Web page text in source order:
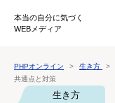
本当の自分に気づく
WEBメディア
PHPオンライン 生き方
共通点と対策
生き方